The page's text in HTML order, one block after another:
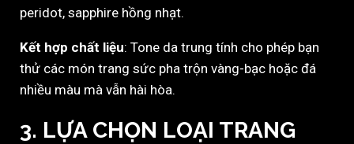
peridot, sapphire hồng nhạt.
Kết hợp chất liệu: Tone da trung tính cho phép bạn
thử các món trang sức pha trộn vàng-bạc hoặc đá
nhiều màu mà vẫn hài hòa.
3. LỰA CHỌN LOẠI TRANG